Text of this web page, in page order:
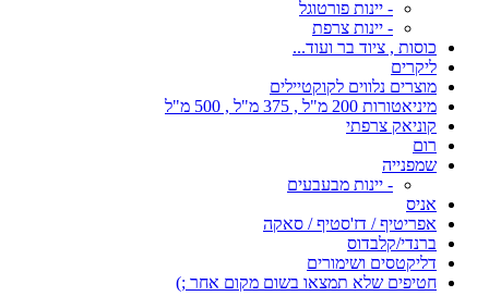
- יינות פורטוגל
- יינות צרפת
כוסות , ציוד בר ועוד...
ליקרים
מוצרים נלווים לקוקטיילים
מיניאטורות 200 מ"ל , 375 מ"ל , 500 מ"ל
קוניאק צרפתי
רום
שמפנייה
- יינות מבעבעים
אניס
אפריטיף / דז'סטיף / סאקה
ברנדי/קלבדוס
דליקטסים ושימורים
חטיפים שלא תמצאו בשום מקום אחר ;)